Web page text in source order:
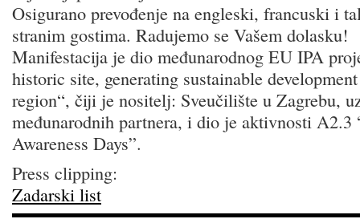
Osigurano prevođenje na engleski, francuski i
stranim gostima. Radujemo se Vašem dolasku!
Manifestacija je dio međunarodnog EU IPA
historic site, generating sustainable
region“, čiji je nositelj: Sveučilište u Zagrebu,
međunarodnih partnera, i dio je aktivnosti A2.3
Awareness Days”.
Press clipping:
Zadarski list